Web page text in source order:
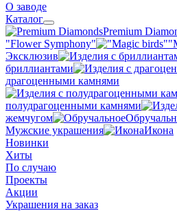
О заводе
Каталог
Premium
"Flower Symphony"
Эксклюзив
бриллиантами
драгоценными камнями
полудрагоценными камнями
жемчугом
Мужские украшения
Икона
Новинки
Хиты
По случаю
Проекты
Акции
Украшения на заказ